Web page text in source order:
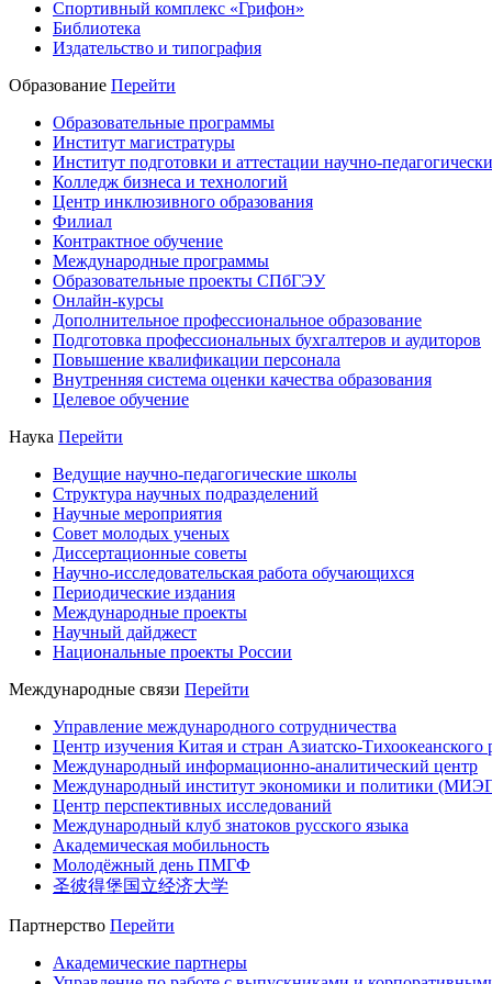
Спортивный комплекс «Грифон»
Библиотека
Издательство и типография
Образование Перейти
Образовательные программы
Институт магистратуры
Институт подготовки и аттестации научно-
Колледж бизнеса и технологий
Центр инклюзивного образования
Филиал
Контрактное обучение
Международные программы
Образовательные проекты СПбГЭУ
Онлайн-курсы
Дополнительное профессиональное образование
Подготовка профессиональных бухгалтеров и аудиторов
Повышение квалификации персонала
Внутренняя система оценки качества образования
Целевое обучение
Наука Перейти
Ведущие научно-педагогические школы
Структура научных подразделений
Научные мероприятия
Совет молодых ученых
Диссертационные советы
Научно-исследовательская работа обучающихся
Периодические издания
Международные проекты
Научный дайджест
Национальные проекты России
Международные связи Перейти
Управление международного сотрудничества
Центр изучения Китая и стран Азиатско-Тихоокеанского
Международный информационно-аналитический центр
Международный институт экономики и политики
Центр перспективных исследований
Международный клуб знатоков русского языка
Академическая мобильность
Молодёжный день ПМГФ
圣彼得堡国立经济大学
Партнерство Перейти
Академические партнеры